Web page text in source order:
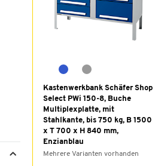
Kastenwerkbank Schäfer Shop
Select PWi 150-8, Buche
Multiplexplatte, mit
Stahlkante, bis 750 kg, B 1500
x T 700 x H 840 mm,
Enzianblau
Mehrere Varianten vorhanden